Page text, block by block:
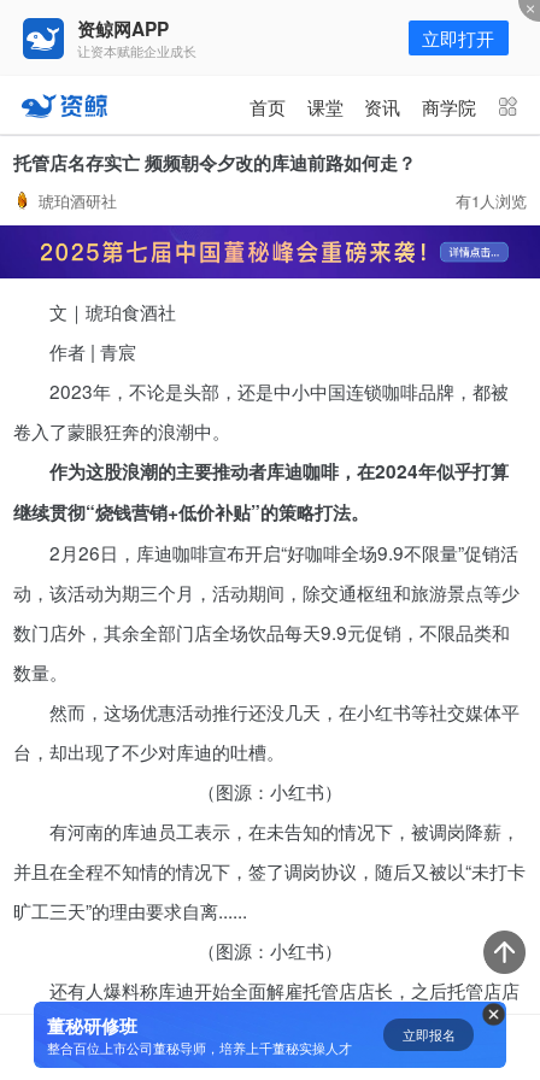
资鲸网APP
让资本赋能企业成长 立即打开
首页 课堂 资讯 商学院
资讯 课堂 直播 商学院
报告 行业峰会
为你推荐
资鲸精选 | 127页PPT，读懂复
星、平安、腾讯、比亚迪、碧桂园
局！（非常值得收藏！）
11-01
模式”！推荐收藏！
08-02
资鲸精选 | 迈瑞医疗上市：是王者
短视频用户规模超2.4亿 商业模式
仍处于探索当中
腾讯与马化腾：腾讯五虎是如何分
配股权的
08-01
资鲸精选 | Airbnb天使轮融资BP只
有这14页，但足以打动投资人
11-21
托管店名存实亡 频频朝令夕改的库迪前路如何走？
琥珀酒研社 有1人浏览
文｜琥珀食酒社
作者 | 青宸
2023年，不论是头部，还是中小中国连锁咖啡品牌，都被
卷入了蒙眼狂奔的浪潮中。
作为这股浪潮的主要推动者库迪咖啡，在2024年似乎打算
继续贯彻“烧钱营销+低价补贴”的策略打法。
2月26日，库迪咖啡宣布开启“好咖啡全场9.9不限量”促销活
动，该活动为期三个月，活动期间，除交通枢纽和旅游景点等少
数门店外，其余全部门店全场饮品每天9.9元促销，不限品类和
数量。
然而，这场优惠活动推行还没几天，在小红书等社交媒体平
台，却出现了不少对库迪的吐槽。
（图源：小红书）
有河南的库迪员工表示，在未告知的情况下，被调岗降薪，
并且在全程不知情的情况下，签了调岗协议，随后又被以“未打卡
旷工三天”的理由要求自离......
（图源：小红书）
还有人爆料称库迪开始全面解雇托管店店长，之后托管店店
长与库迪及库迪合作的人力资源公司都不再有劳动关系，工资由
联营商直接付给店长，托管模式名存实亡。
董秘研修班
整合百位上市公司董秘导师，培养上千董秘实操人才
立即报名